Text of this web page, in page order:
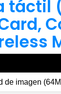
táctil
de imagen